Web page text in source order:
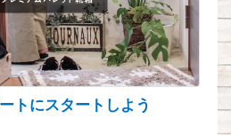
トにスタートしよう